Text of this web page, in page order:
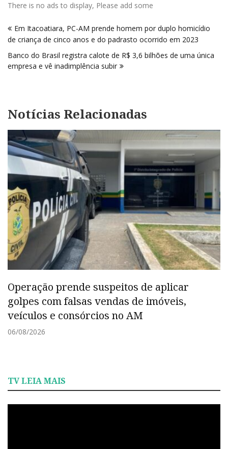
There is no ads to display, Please add some
de
Post
Em Itacoatiara, PC-AM prende homem por duplo homicídio
de criança de cinco anos e do padrasto ocorrido em 2023
Banco do Brasil registra calote de R$ 3,6 bilhões de uma única
empresa e vê inadimplência subir
Notícias Relacionadas
Operação prende suspeitos de aplicar
golpes com falsas vendas de imóveis,
veículos e consórcios no AM
06/08/2026
TV LEIA MAIS